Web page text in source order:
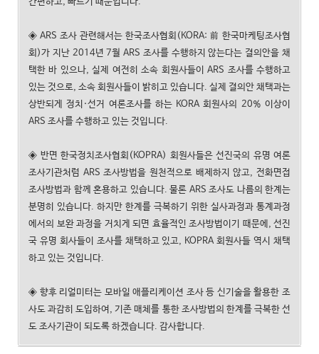
◈ ARS 조사 관련해서는 한국조사협회(KORA: 前 한국마케팅조사협
회)가 지난 2014년 7월 ARS 조사를 수행하지 않는다는 결의안을 채
택한 바 있으나, 실제 여전히 소속 회원사들이 ARS 조사를 수행하고
있는 것으로, 소속 회원사들이 밝히고 있습니다. 실제 결의안 채택과는
상반되게 정치·선거 여론조사를 하는 KORA 회원사의 20% 이상이
ARS 조사를 수행하고 있는 것입니다.
◈ 반면 한국정치조사협회(KOPRA) 회원사들은 선진국의 유명 여론
조사기관처럼 ARS 조사방법을 원천적으로 배제하지 않고, 전화면접
조사방법과 함께 혼용하고 있습니다. 물론 ARS 조사도 나름의 한계는
분명히 있습니다. 하지만 한계를 극복하기 위한 실사과정과 통계과정
에서의 보완 과정을 거치게 되면 효율적인 조사방법이기 때문에, 선진
국 유명 회사들이 조사를 채택하고 있고, KOPRA 회원사들 역시 채택
하고 있는 것입니다.
◈ 향후 리얼미터는 모바일 애플리케이션 조사 등 신기술을 활용한 조
사도 과감히 도입하여, 기존 매체를 통한 조사방법의 한계를 극복한 선
도 조사기관이 되도록 하겠습니다. 감사합니다.